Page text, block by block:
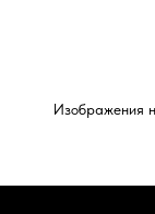
Изображения